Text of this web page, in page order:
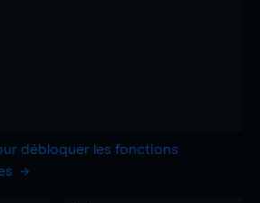
débloquer les fonctions